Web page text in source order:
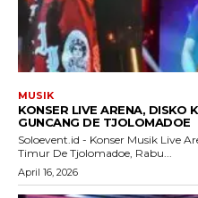
MUSIK
KONSER LIVE ARENA, DISKO
GUNCANG DE TJOLOMADOE
Soloevent.id - Konser Musik Live
Timur De Tjolomadoe, Rabu...
April 16, 2026